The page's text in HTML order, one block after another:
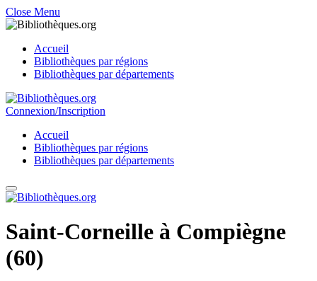
Close Menu
Accueil
Bibliothèques par régions
Bibliothèques par départements
Connexion/Inscription
Accueil
Bibliothèques par régions
Bibliothèques par départements
Saint-Corneille à Compiègne
(60)